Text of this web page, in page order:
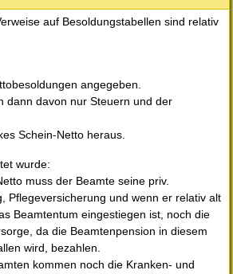
auf Besoldungstabellen sind relativ
angegeben.
dann davon nur Steuern und der
Schein-Netto heraus.
wurde:
muss der Beamte seine priv.
Pflegeversicherung und wenn er relativ alt
Beamtentum eingestiegen ist, noch die
da die Beamtenpension in diesem
wird, bezahlen.
kommen noch die Kranken- und